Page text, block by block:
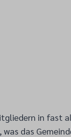
in fast
das